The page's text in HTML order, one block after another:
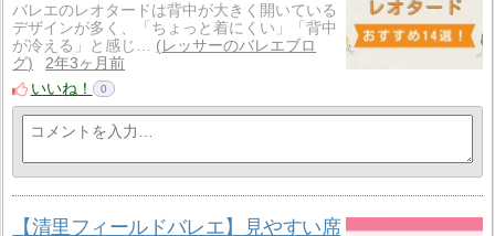
バレエのレオタードは背中が大きく開いている
デザインが多く、「ちょっと着にくい」「背中
が冷える」と感じ…
レッサーのバレエブロ
グ
2年3ヶ月前
いいね！
0
【清里フィールドバレエ】見やすい席